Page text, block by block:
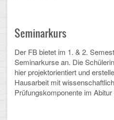
Klima-Projekt
Elternchor
Förderverein
Ehemalige
Seminarkurs
Der FB bietet im 1. & 2.
Seminarkurse an. Die
hier projektorientiert und
Hausarbeit mit
Prüfungskomponente im